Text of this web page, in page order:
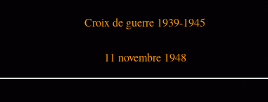
Croix de guerre 1939-1945
11 novembre 1948